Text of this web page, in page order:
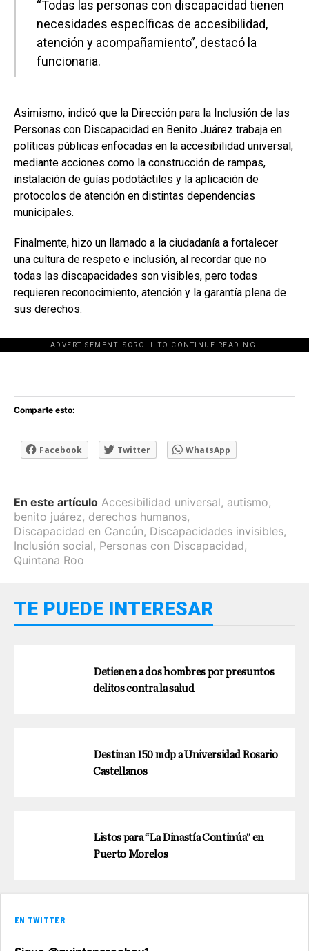
“Todas las personas con discapacidad tienen
necesidades específicas de accesibilidad,
atención y acompañamiento”, destacó la
funcionaria.
Asimismo, indicó que la Dirección para la Inclusión de las
Personas con Discapacidad en Benito Juárez trabaja en
políticas públicas enfocadas en la accesibilidad universal,
mediante acciones como la construcción de rampas,
instalación de guías podotáctiles y la aplicación de
protocolos de atención en distintas dependencias
municipales.
Finalmente, hizo un llamado a la ciudadanía a fortalecer
una cultura de respeto e inclusión, al recordar que no
todas las discapacidades son visibles, pero todas
requieren reconocimiento, atención y la garantía plena de
sus derechos.
ADVERTISEMENT. SCROLL TO CONTINUE READING.
[adsforwp id="243463"]
Comparte esto:
Facebook Twitter WhatsApp
En este artículo Accesibilidad universal, autismo,
benito juárez, derechos humanos,
Discapacidad en Cancún, Discapacidades invisibles,
Inclusión social, Personas con Discapacidad,
Quintana Roo
TE PUEDE INTERESAR
Detienen a dos hombres por presuntos
delitos contra la salud
Destinan 150 mdp a Universidad Rosario
Castellanos
Listos para “La Dinastía Continúa” en
Puerto Morelos
EN TWITTER